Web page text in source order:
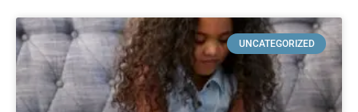
UNCATEGORIZED